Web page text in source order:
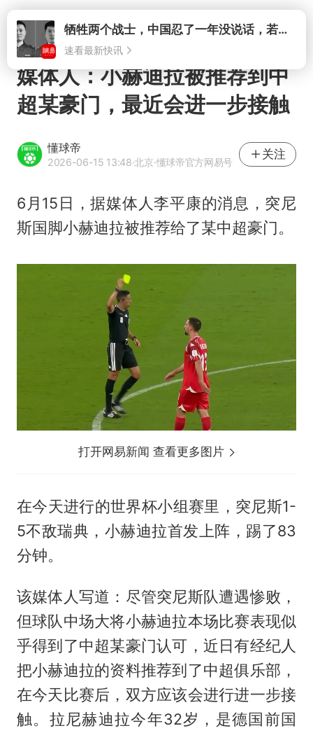
打开牺牲两个战士，中国忍了一年没说话，若菲律宾死了人，他会开战吗
速看最新快讯
媒体人：小赫迪拉被推荐到中
超某豪门，最近会进一步接触
懂球帝
2026-06-15 13:48·北京·懂球帝官方网易号
关注
6月15日，据媒体人李平康的消息，突尼
斯国脚小赫迪拉被推荐给了某中超豪门。
打开网易新闻 查看更多图片
在今天进行的世界杯小组赛里，突尼斯1-
5不敌瑞典，小赫迪拉首发上阵，踢了83
分钟。
该媒体人写道：尽管突尼斯队遭遇惨败，
但球队中场大将小赫迪拉本场比赛表现似
乎得到了中超某豪门认可，近日有经纪人
把小赫迪拉的资料推荐到了中超俱乐部，
在今天比赛后，双方应该会进行进一步接
触。拉尼赫迪拉今年32岁，是德国前国